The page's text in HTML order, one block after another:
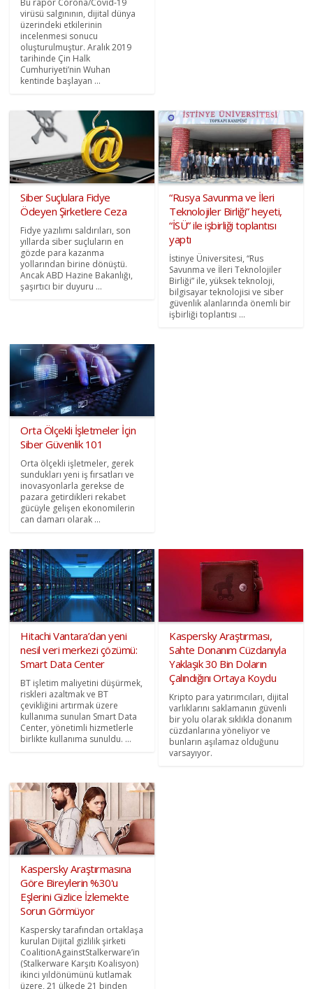
Bu rapor Corona/Covid-19
virüsü salgınının, dijital dünya
üzerindeki etkilerinin
incelenmesi sonucu
oluşturulmuştur. Aralık 2019
tarihinde Çin Halk
Cumhuriyeti’nin Wuhan
kentinde başlayan ...
Siber Suçlulara Fidye
Ödeyen Şirketlere Ceza
Fidye yazılımı saldırıları, son
yıllarda siber suçluların en
gözde para kazanma
yollarından birine dönüştü.
Ancak ABD Hazine Bakanlığı,
şaşırtıcı bir duyuru ...
“Rusya Savunma ve İleri
Teknolojiler Birliği” heyeti,
“İSÜ” ile işbirliği toplantısı
yaptı
İstinye Üniversitesi, “Rus
Savunma ve İleri Teknolojiler
Birliği” ile, yüksek teknoloji,
bilgisayar teknolojisi ve siber
güvenlik alanlarında önemli bir
işbirliği toplantısı ...
Orta Ölçekli İşletmeler İçin
Siber Güvenlik 101
Orta ölçekli işletmeler, gerek
sundukları yeni iş fırsatları ve
inovasyonlarla gerekse de
pazara getirdikleri rekabet
gücüyle gelişen ekonomilerin
can damarı olarak ...
Hitachi Vantara’dan yeni
nesil veri merkezi çözümü:
Smart Data Center
BT işletim maliyetini düşürmek,
riskleri azaltmak ve BT
çevikliğini artırmak üzere
kullanıma sunulan Smart Data
Center, yönetimli hizmetlerle
birlikte kullanıma sunuldu. ...
Kaspersky Araştırması,
Sahte Donanım Cüzdanıyla
Yaklaşık 30 Bin Doların
Çalındığını Ortaya Koydu
Kripto para yatırımcıları, dijital
varlıklarını saklamanın güvenli
bir yolu olarak sıklıkla donanım
cüzdanlarına yöneliyor ve
bunların aşılamaz olduğunu
varsayıyor.
Kaspersky Araştırmasına
Göre Bireylerin %30'u
Eşlerini Gizlice İzlemekte
Sorun Görmüyor
Kaspersky tarafından ortaklaşa
kurulan Dijital gizlilik şirketi
CoalitionAgainstStalkerware’in
(Stalkerware Karşıtı Koalisyon)
ikinci yıldönümünü kutlamak
üzere, 21 ülkede 21 binden